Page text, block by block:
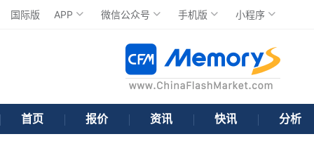
国际版 APP 微信公众号 手机版 小程序
首页 报价 资讯 快讯 分析